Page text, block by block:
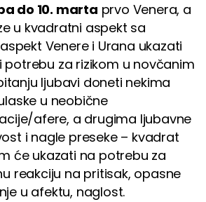
do 10. marta prvo Venera, a
u kvadratni aspekt sa
Venere i Urana ukazati
potrebu za rizikom u novčanim
ljubavi doneti nekima
u neobične
afere, a drugima ljubavne
i nagle preseke – kvadrat
će ukazati na potrebu za
reakciju na pritisak, opasne
u afektu, naglost.